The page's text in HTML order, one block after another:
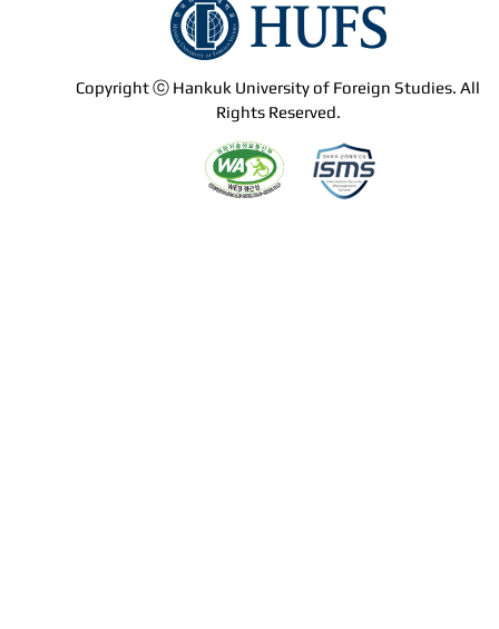
Copyright ⓒ Hankuk University of Foreign Studies. All
Rights Reserved.